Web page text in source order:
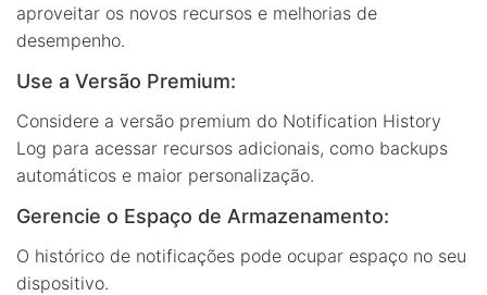
aproveitar os novos recursos e melhorias de
desempenho.
Use a Versão Premium:
Considere a versão premium do Notification History
Log para acessar recursos adicionais, como backups
automáticos e maior personalização.
Gerencie o Espaço de Armazenamento:
O histórico de notificações pode ocupar espaço no seu
dispositivo.